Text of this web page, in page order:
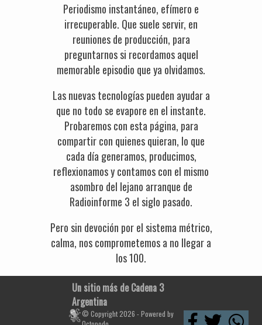
Periodismo instantáneo, efímero e
irrecuperable. Que suele servir, en
reuniones de producción, para
preguntarnos si recordamos aquel
memorable episodio que ya olvidamos.
Las nuevas tecnologías pueden ayudar a
que no todo se evapore en el instante.
Probaremos con esta página, para
compartir con quienes quieran, lo que
cada día generamos, producimos,
reflexionamos y contamos con el mismo
asombro del lejano arranque de
Radioinforme 3 el siglo pasado.
Pero sin devoción por el sistema métrico,
calma, nos comprometemos a no llegar a
los 100.
Un sitio más de Cadena 3
Argentina
© Copyright 2026 - Powered by